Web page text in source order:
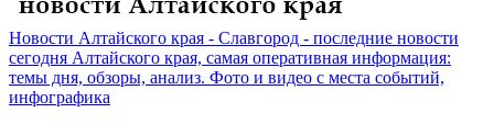
Новости Алтайского края - Славгород - последние новости
сегодня Алтайского края, самая оперативная информация:
темы дня, обзоры, анализ. Фото и видео с места событий,
инфографика